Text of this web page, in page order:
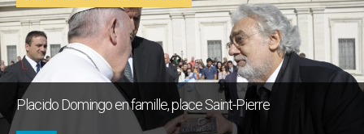
Placido Domingo en famille, place Saint-Pierre